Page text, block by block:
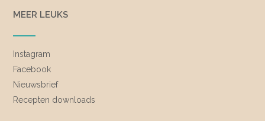
MEER LEUKS
Instagram
Facebook
Nieuwsbrief
Recepten downloads